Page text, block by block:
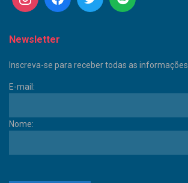
Newsletter
Inscreva-se para receber todas as informações
E-mail:
Nome: